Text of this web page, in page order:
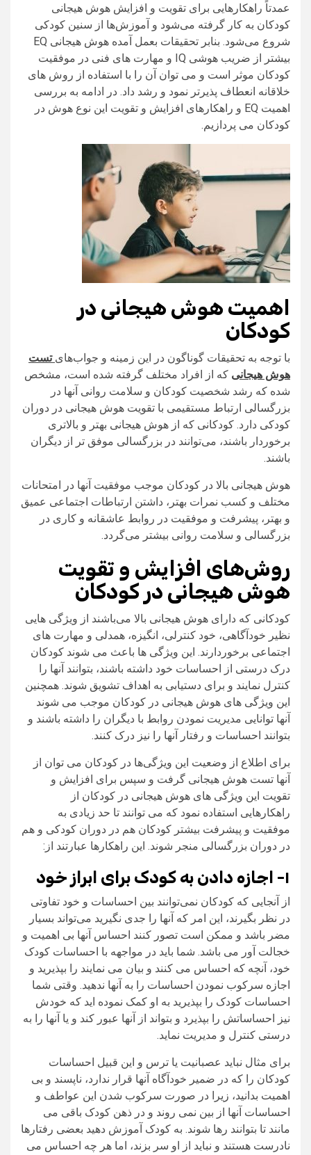
عمدتاً راهکارهایی برای تقویت و افزایش هوش هیجانی
کودکان به کار گرفته می‌شود و آموزش‌ها از سنین کودکی
شروع می‌شود. بنابر تحقیقات بعمل آمده هوش هیجانی EQ
بیشتر از ضریب هوشی IQ و مهارت های فنی در موفقیت
کودکان موثر است و می‌ توان آن را با استفاده از روش‌ های
خلاقانه انعطاف‌ پذیرتر نمود و رشد داد. در ادامه به بررسی
اهمیت EQ و راهکارهای افزایش و تقویت این نوع هوش در
کودکان می‌ پردازیم.
اهمیت هوش هیجانی در
کودکان
با توجه به تحقیقات گوناگون در این زمینه و جواب‌های تست
هوش هیجانی که از افراد مختلف گرفته شده است، مشخص
شده که رشد شخصیت کودکان و سلامت روانی آنها در
بزرگسالی ارتباط مستقیمی با تقویت هوش هیجانی در دوران
کودکی دارد. کودکانی که از هوش هیجانی بهتر و بالاتری
برخوردار باشند، می‌توانند در بزرگسالی موفق تر از دیگران
باشند.
هوش هیجانی بالا در کودکان موجب موفقیت آنها در امتحانات
مختلف و کسب نمرات بهتر، داشتن ارتباطات اجتماعی عمیق
و بهتر، پیشرفت و موفقیت در روابط عاشقانه و کاری در
بزرگسالی و سلامت روانی بیشتر می‌گردد.
روش‌های افزایش و تقویت
هوش هیجانی در کودکان
کودکانی که دارای هوش هیجانی بالا می‌باشند از ویژگی هایی
نظیر خودآگاهی، خود کنترلی، انگیزه، همدلی و مهارت‌ های
اجتماعی برخوردارند. این ویژگی‌ ها باعث می‌ شوند کودکان
درک درستی از احساسات خود داشته باشند، بتوانند آنها را
کنترل نمایند و برای دستیابی به اهداف تشویق شوند. همچنین
این ویژگی‌ های هوش هیجانی در کودکان موجب می‌ شوند
آنها توانایی مدیریت نمودن روابط با دیگران را داشته باشند و
بتوانند احساسات و رفتار آنها را نیز درک کنند.
برای اطلاع از وضعیت این ویژگی‌ها در کودکان می توان از
آنها تست هوش هیجانی گرفت و سپس برای افزایش و
تقویت این ویژگی‌ های هوش هیجانی در کودکان از
راهکارهایی استفاده نمود که می‌ توانند تا حد زیادی به
موفقیت و پیشرفت بیشتر کودکان هم در دوران کودکی و هم
در دوران بزرگسالی منجر شوند. این راهکارها عبارتند از:
۱- اجازه دادن به کودک برای ابراز خود
از آنجایی که کودکان نمی‌توانند بین احساسات و خود تفاوتی
در نظر بگیرند، این امر که آنها را جدی نگیرید می‌تواند بسیار
مضر باشد و ممکن است تصور کنند احساس آنها بی‌ اهمیت و
خجالت‌ آور می‌ باشد. شما باید در مواجهه با احساسات کودک
خود، آنچه که احساس می‌ کنند و بیان می‌ نمایند را بپذیرید و
اجازه سرکوب نمودن احساسات را به آنها ندهید. وقتی شما
احساسات کودک را بپذیرید به او کمک نموده‌ اید که خودش
نیز احساساتش را بپذیرد و بتواند از آنها عبور کند و یا آنها را به
درستی کنترل و مدیریت نماید.
برای مثال نباید عصبانیت یا ترس و این قبیل احساسات
کودکان را که در ضمیر خودآگاه آنها قرار ندارد، ناپسند و بی
اهمیت بدانید، زیرا در صورت سرکوب شدن این عواطف و
احساسات آنها از بین نمی روند و در ذهن کودک باقی می‌
مانند تا بتوانند رها شوند. به کودک آموزش دهید بعضی رفتارها
نادرست هستند و نباید از او سر بزند، اما هر چه احساس می‌